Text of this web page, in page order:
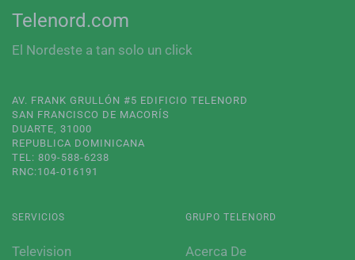
Telenord.com
El Nordeste a tan solo un click
AV. FRANK GRULLÓN #5 EDIFICIO TELENORD
SAN FRANCISCO DE MACORÍS
DUARTE, 31000
REPUBLICA DOMINICANA
TEL: 809-588-6238
RNC:104-016191
SERVICIOS
Television
GRUPO TELENORD
Acerca De